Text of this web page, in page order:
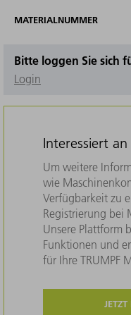
MATERIALNUMMER
Bitte loggen Sie sich
Login
Interessiert
Um weitere
wie
Verfügbarkeit zu
Registrierung bei
Unsere Plattform
Funktionen und
für Ihre TRUMPF
JETZT